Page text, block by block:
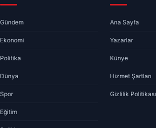
Gündem
Ekonomi
Politika
Dünya
Spor
Eğitim
Ana Sayfa
Yazarlar
Künye
Hizmet Şartları
Gizlilik Politikası